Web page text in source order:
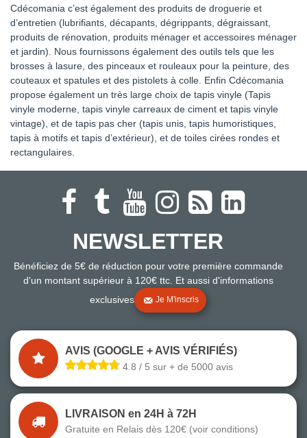
Cdécomania c’est également des produits de droguerie et
d’entretien (lubrifiants, décapants, dégrippants, dégraissant,
produits de rénovation, produits ménager et accessoires ménager
et jardin). Nous fournissons également des outils tels que les
brosses à lasure, des pinceaux et rouleaux pour la peinture, des
couteaux et spatules et des pistolets à colle. Enfin Cdécomania
propose également un très large choix de tapis vinyle (Tapis
vinyle moderne, tapis vinyle carreaux de ciment et tapis vinyle
vintage), et de tapis pas cher (tapis unis, tapis humoristiques,
tapis à motifs et tapis d’extérieur), et de toiles cirées rondes et
rectangulaires.
NEWSLETTER
Bénéficiez de 5€ de réduction pour votre première commande
d'un montant supérieur à 120€ ttc. Et aussi d'informations
exclusives
Je M'inscris
AVIS (GOOGLE + AVIS VÉRIFIÉS)
4.8 / 5 sur + de 5000 avis
LIVRAISON en 24H à 72H
Gratuite en Relais dès 120€ (voir conditions)